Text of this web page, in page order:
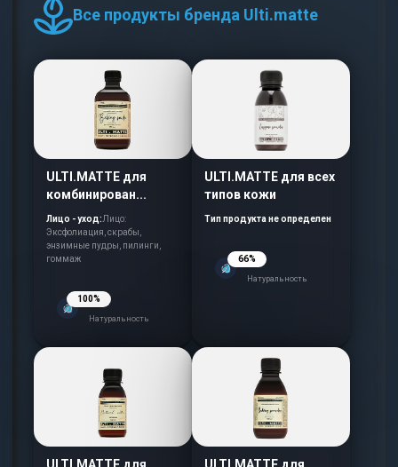
Все продукты бренда Ulti.matte
ULTI.MATTE для
комбинирован...
Лицо - уход:Лицо:
Эксфолиация, скрабы,
энзимные пудры, пилинги,
гоммаж
100%
Натуральность
ULTI.MATTE для всех
типов кожи
Тип продукта не определен
66%
Натуральность